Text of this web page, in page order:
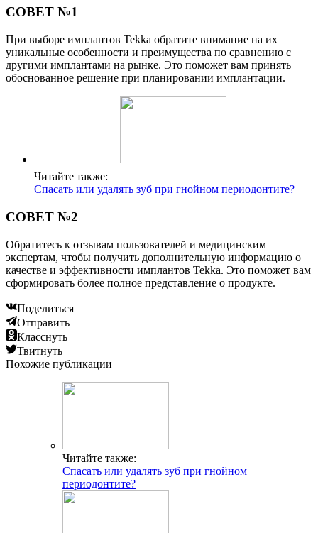
СОВЕТ №1
При выборе имплантов Tekka обратите внимание на их
уникальные особенности и преимущества по сравнению с
другими имплантами на рынке. Это поможет вам принять
обоснованное решение при планировании имплантации.
Читайте также:
Спасать или удалять зуб при гнойном периодонтите?
СОВЕТ №2
Обратитесь к отзывам пользователей и медицинским
экспертам, чтобы получить дополнительную информацию о
качестве и эффективности имплантов Tekka. Это поможет вам
сформировать более полное представление о продукте.
Поделиться
Отправить
Класснуть
Твитнуть
Похожие публикации
Читайте также:
Спасать или удалять зуб при гнойном
периодонтите?